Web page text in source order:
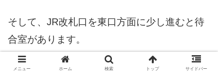
そして、JR改札口を東口方面に少し進むと待
合室があります。
メニュー ホーム 検索 トップ サイドバー